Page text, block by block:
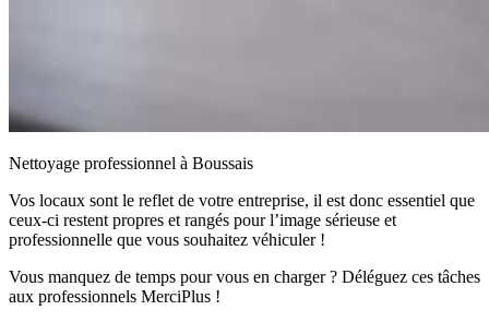
Nettoyage professionnel à Boussais
Vos locaux sont le reflet de votre entreprise, il est donc essentiel que
ceux-ci restent propres et rangés pour l’image sérieuse et
professionnelle que vous souhaitez véhiculer !
Vous manquez de temps pour vous en charger ? Déléguez ces tâches
aux professionnels MerciPlus !